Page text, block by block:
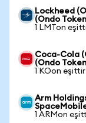
Lockheed
(Ondo
1 LMTon
Coca-Cola
(Ondo
1 KOon eşittir
Arm
1 ARMon